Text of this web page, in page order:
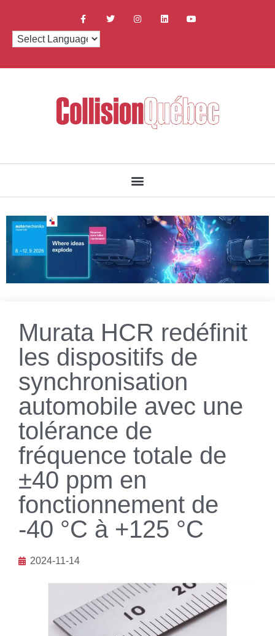
Murata HCR redéfinit
les dispositifs de
synchronisation
automobile avec une
tolérance de
fréquence totale de
±40 ppm en
fonctionnement de
-40 °C à +125 °C
2024-11-14